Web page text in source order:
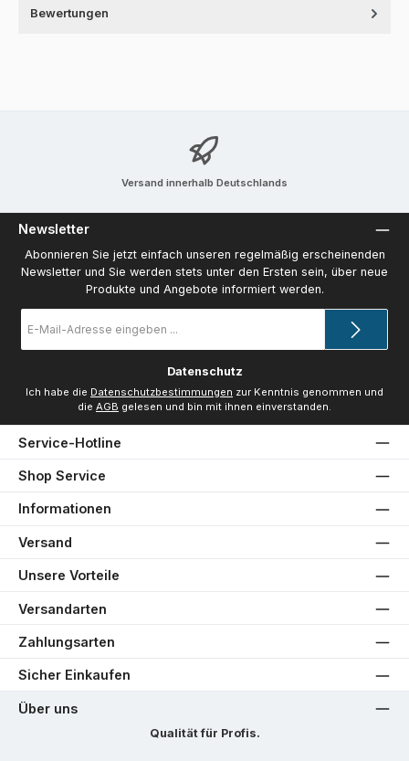
Bewertungen
Versand innerhalb Deutschlands
Newsletter
Abonnieren Sie jetzt einfach unseren regelmäßig erscheinenden
Newsletter und Sie werden stets unter den Ersten sein, über neue
Produkte und Angebote informiert werden.
Mail-
Adresse
Datenschutz
Ich habe die Datenschutzbestimmungen zur Kenntnis genommen und
die AGB gelesen und bin mit ihnen einverstanden.
Service-Hotline
Shop Service
Informationen
Versand
Unsere Vorteile
Versandarten
Zahlungsarten
Sicher Einkaufen
Über uns
Qualität für Profis.